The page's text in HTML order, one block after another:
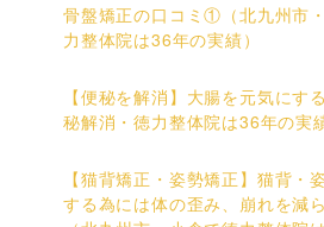
骨盤矯正の口コミ①（北九州市
力整体院は36年の実績）
【便秘を解消】大腸を元気にす
秘解消・徳力整体院は36年の実
【猫背矯正・姿勢矯正】猫背・
する為には体の歪み、崩れを減